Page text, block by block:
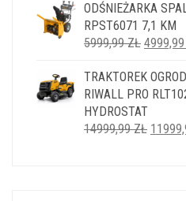
2499,99
ODŚNIEŻARKA
RPST6071 7,1 KM
5999,99ZŁ 4999,99
TRAKTOREK
RIWALL PRO
HYDROSTAT
14999,99ZŁ